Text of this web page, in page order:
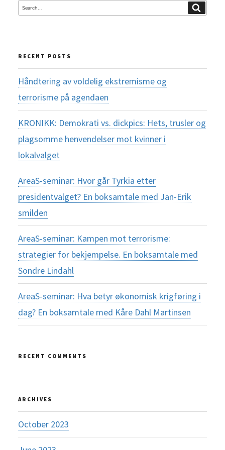
Search
RECENT POSTS
Håndtering av voldelig ekstremisme og
terrorisme på agendaen
KRONIKK: Demokrati vs. dickpics: Hets, trusler og
plagsomme henvendelser mot kvinner i
lokalvalget
AreaS-seminar: Hvor går Tyrkia etter
presidentvalget? En boksamtale med Jan-Erik
smilden
AreaS-seminar: Kampen mot terrorisme:
strategier for bekjempelse. En boksamtale med
Sondre Lindahl
AreaS-seminar: Hva betyr økonomisk krigføring i
dag? En boksamtale med Kåre Dahl Martinsen
RECENT COMMENTS
ARCHIVES
October 2023